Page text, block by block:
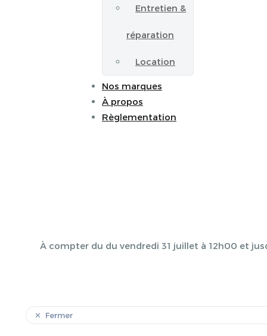
Entretien &
réparation
Location
Nos marques
À propos
Règlementation
À compter du du vendredi 31 juillet à 12h00 et
Fermer